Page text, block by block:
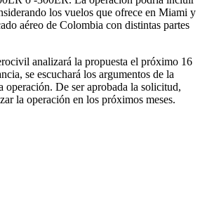
los vuelos que ofrece en Miami y
aéreo de Colombia con distintas partes
analizará la propuesta el próximo 16
se escuchará los argumentos de la
operación. De ser aprobada la solicitud,
la operación en los próximos meses.